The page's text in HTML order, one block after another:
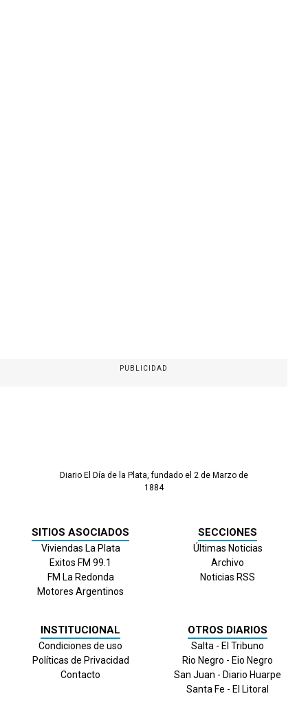
PUBLICIDAD
Diario El Día de la Plata, fundado el 2 de Marzo de
1884
SITIOS ASOCIADOS
Viviendas La Plata
Exitos FM 99.1
FM La Redonda
Motores Argentinos
SECCIONES
Últimas Noticias
Archivo
Noticias RSS
INSTITUCIONAL
Condiciones de uso
Políticas de Privacidad
Contacto
OTROS DIARIOS
Salta - El Tribuno
Rio Negro - Eio Negro
San Juan - Diario Huarpe
Santa Fe - El Litoral